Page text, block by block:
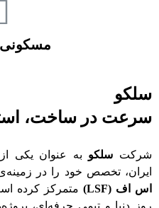
مسکونی
سلکو
سرعت در ساخت،
شرکت سلکو به عنوان یکی
ایران، تخصص خود را در
اس اف (LSF)
متمرکز کرده
روز دنیا و تیمی حرفه‌ای،